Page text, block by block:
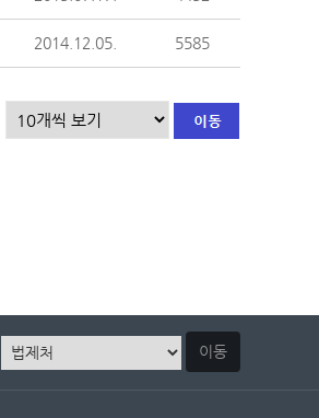
2014.12.05. 5585
이동